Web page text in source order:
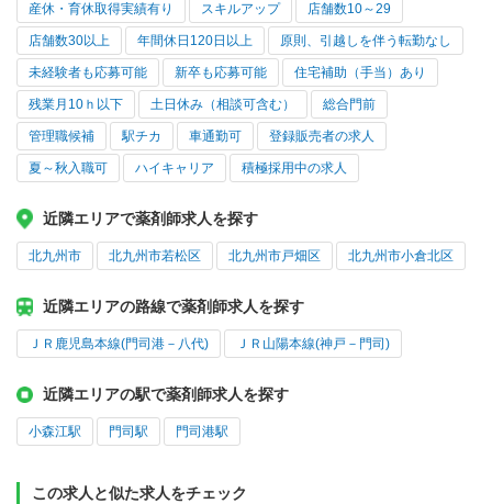
産休・育休取得実績有り スキルアップ 店舗数10～29
店舗数30以上 年間休日120日以上 原則、引越しを伴う転勤なし
未経験者も応募可能 新卒も応募可能 住宅補助（手当）あり
残業月10ｈ以下 土日休み（相談可含む） 総合門前
管理職候補 駅チカ 車通勤可 登録販売者の求人
夏～秋入職可 ハイキャリア 積極採用中の求人
近隣エリアで薬剤師求人を探す
北九州市 北九州市若松区 北九州市戸畑区 北九州市小倉北区
近隣エリアの路線で薬剤師求人を探す
ＪＲ鹿児島本線(門司港－八代) ＪＲ山陽本線(神戸－門司)
近隣エリアの駅で薬剤師求人を探す
小森江駅 門司駅 門司港駅
この求人と似た求人をチェック